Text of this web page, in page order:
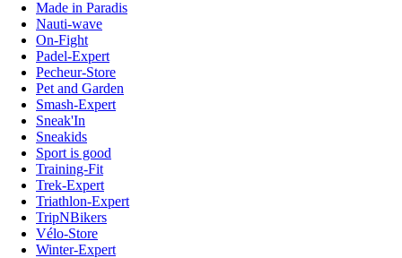
Made in Paradis
Nauti-wave
On-Fight
Padel-Expert
Pecheur-Store
Pet and Garden
Smash-Expert
Sneak'In
Sneakids
Sport is good
Training-Fit
Trek-Expert
Triathlon-Expert
TripNBikers
Vélo-Store
Winter-Expert